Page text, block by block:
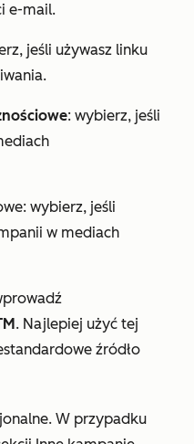
e-mail.
jeśli używasz linku
: wybierz, jeśli
wybierz, jeśli
w mediach
. Najlepiej użyć tej
źródło
W przypadku